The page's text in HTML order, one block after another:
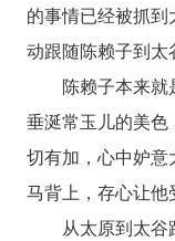
的事情已经被抓
动跟随陈赖子到太
陈赖子本来
垂涎常玉儿的美
切有加，心中妒
马背上，存心让他
从太原到太